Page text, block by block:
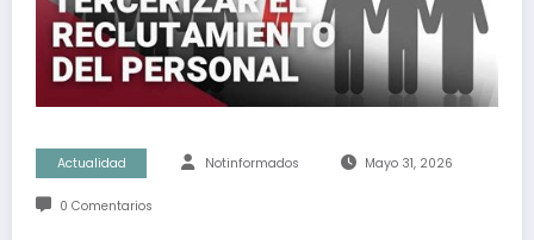
Actualidad Notinformados Mayo 31, 2026
0 Comentarios